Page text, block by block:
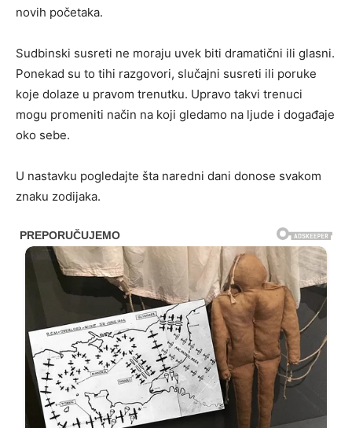
novih početaka.
Sudbinski susreti ne moraju uvek biti dramatični ili glasni.
Ponekad su to tihi razgovori, slučajni susreti ili poruke
koje dolaze u pravom trenutku. Upravo takvi trenuci
mogu promeniti način na koji gledamo na ljude i događaje
oko sebe.
U nastavku pogledajte šta naredni dani donose svakom
znaku zodijaka.